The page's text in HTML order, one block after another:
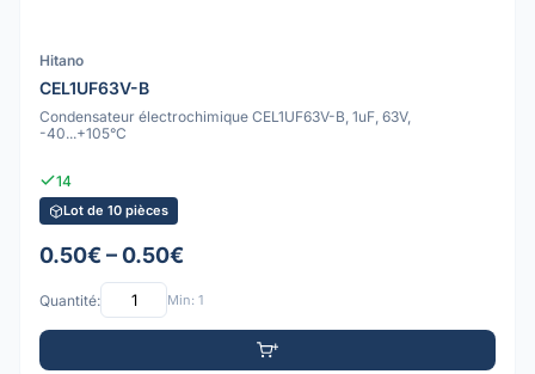
Hitano
CEL1UF63V-B
Condensateur électrochimique CEL1UF63V-B, 1uF, 63V,
-40...+105°C
14
Lot de 10 pièces
0.50€ – 0.50€
Quantité: Min: 1